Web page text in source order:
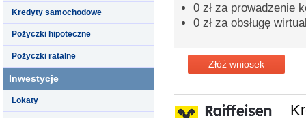
Kredyty samochodowe
Pożyczki hipoteczne
Pożyczki ratalne
Inwestycje
Lokaty
0 zł za prowadzenie
0 zł za obsługę
Złóż wniosek